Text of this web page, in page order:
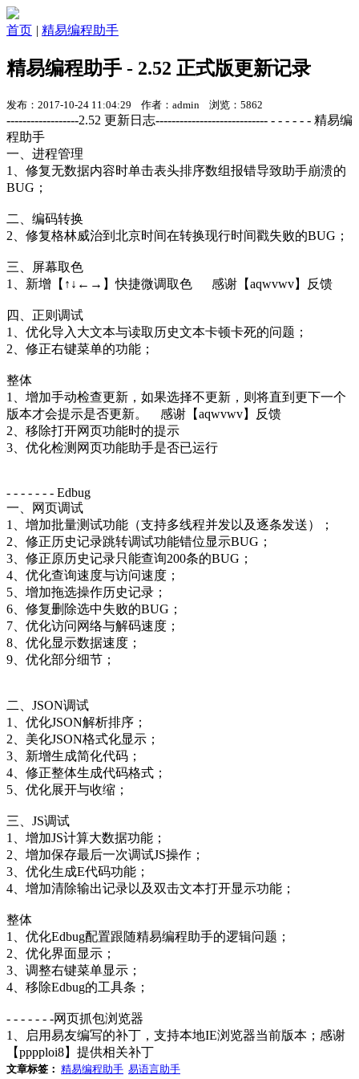
首页 | 精易编程助手
精易编程助手 - 2.52 正式版更新记录
发布：2017-10-24 11:04:29 作者：admin 浏览：5862
------------------2.52 更新日志---------------------------- - - - - - - 精易编
程助手
一、进程管理
1、修复无数据内容时单击表头排序数组报错导致助手崩溃的
BUG；
二、编码转换
2、修复格林威治到北京时间在转换现行时间戳失败的BUG；
三、屏幕取色
1、新增【↑↓←→】快捷微调取色 感谢【aqwvwv】反馈
四、正则调试
1、优化导入大文本与读取历史文本卡顿卡死的问题；
2、修正右键菜单的功能；
整体
1、增加手动检查更新，如果选择不更新，则将直到更下一个
版本才会提示是否更新。 感谢【aqwvwv】反馈
2、移除打开网页功能时的提示
3、优化检测网页功能助手是否已运行
- - - - - - - Edbug
一、网页调试
1、增加批量测试功能（支持多线程并发以及逐条发送）；
2、修正历史记录跳转调试功能错位显示BUG；
3、修正原历史记录只能查询200条的BUG；
4、优化查询速度与访问速度；
5、增加拖选操作历史记录；
6、修复删除选中失败的BUG；
7、优化访问网络与解码速度；
8、优化显示数据速度；
9、优化部分细节；
二、JSON调试
1、优化JSON解析排序；
2、美化JSON格式化显示；
3、新增生成简化代码；
4、修正整体生成代码格式；
5、优化展开与收缩；
三、JS调试
1、增加JS计算大数据功能；
2、增加保存最后一次调试JS操作；
3、优化生成E代码功能；
4、增加清除输出记录以及双击文本打开显示功能；
整体
1、优化Edbug配置跟随精易编程助手的逻辑问题；
2、优化界面显示；
3、调整右键菜单显示；
4、移除Edbug的工具条；
- - - - - - -网页抓包浏览器
1、启用易友编写的补丁，支持本地IE浏览器当前版本；感谢
【pppploi8】提供相关补丁
文章标签： 精易编程助手 易语言助手